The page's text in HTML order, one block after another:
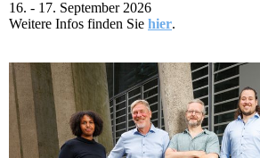
16. - 17. September 2026
Weitere Infos finden Sie hier.